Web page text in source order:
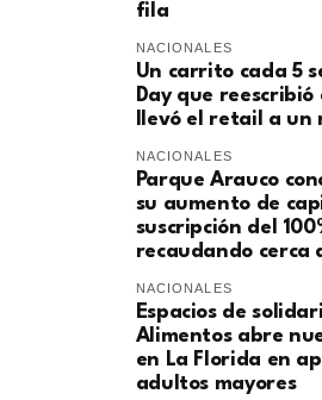
fila
NACIONALES
Un carrito cada 5
Day que
llevó el retail a un
NACIONALES
Parque Arauco
su aumento de
suscripción del
recaudando cerca
NACIONALES
Espacios de
Alimentos abre
en La Florida en
adultos mayores